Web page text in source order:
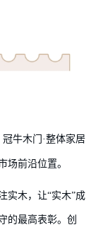
牛木门·整体家居
场前沿位置。
木，让“实木”成
的最高表彰。创